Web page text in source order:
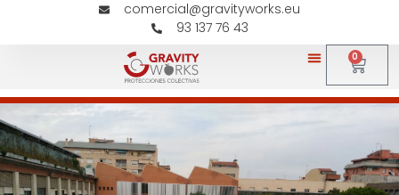
comercial@gravityworks.eu
93 137 76 43
0